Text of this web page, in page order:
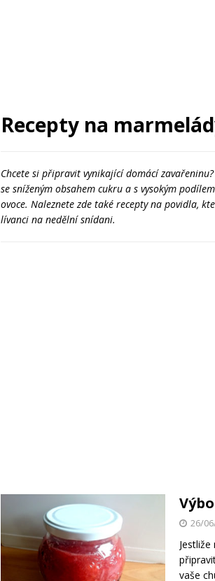
Recepty na
Chcete si připravit vynikající domácí
se sníženým obsahem cukru a s vysokým
ovoce. Naleznete zde také recepty na povidla,
lívanci na nedělní snídani.
26/
vaše